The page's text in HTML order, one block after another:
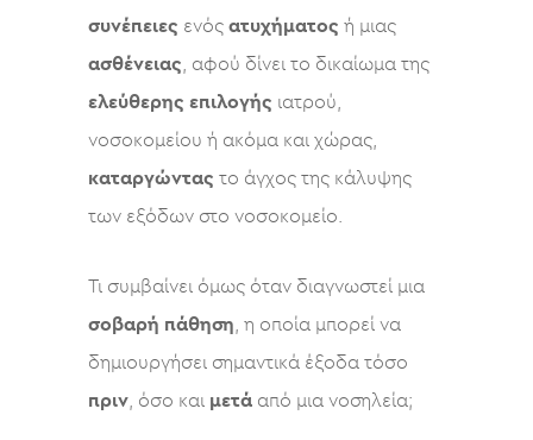
συνέπειες ενός ατυχήματος ή μιας
ασθένειας, αφού δίνει το δικαίωμα της
ελεύθερης επιλογής ιατρού,
νοσοκομείου ή ακόμα και χώρας,
καταργώντας το άγχος της κάλυψης
των εξόδων στο νοσοκομείο.
Τι συμβαίνει όμως όταν διαγνωστεί μια
σοβαρή πάθηση, η οποία μπορεί να
δημιουργήσει σημαντικά έξοδα τόσο
πριν, όσο και μετά από μια νοσηλεία;